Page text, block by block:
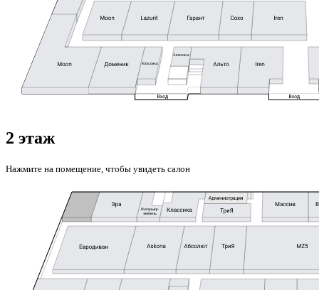
2 этаж
Нажмите на помещение, чтобы увидеть салон